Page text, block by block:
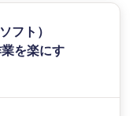
フト）
を楽にす